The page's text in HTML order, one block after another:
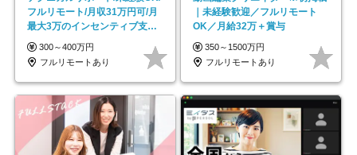
フルリモート/月収31万円可/月
最大3万のインセンティブ支給/
平均年齢33歳
300～400万円
フルリモートあり
｜未経験歓迎／フルリモート
OK／月給32万＋賞与
350～1500万円
フルリモートあり